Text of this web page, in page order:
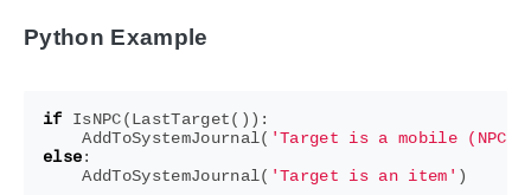
Python Example
if IsNPC(LastTarget()):
AddToSystemJournal( 'Target is a mobile (NPC
else:
AddToSystemJournal( 'Target is an item' )